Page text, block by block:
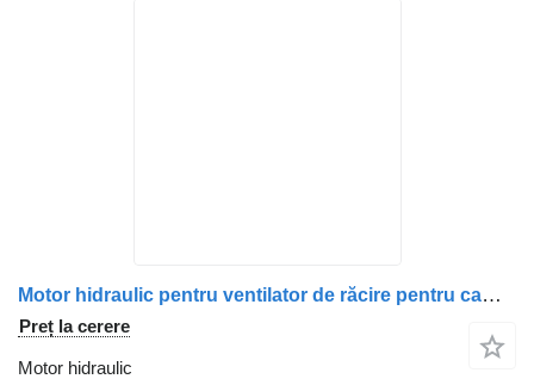
Motor hidraulic pentru ventilator de răcire pentru camion Scania – Coduri: 2196418, 2032381, 1853889
Preț la cerere
Motor hidraulic